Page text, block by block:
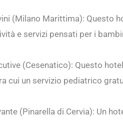
(Milano Marittima): Questo
e servizi pensati per i
(Cesenatico): Questo
cui un servizio pediatrico
(Pinarella di Cervia): Un